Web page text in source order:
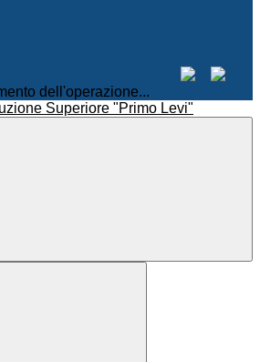
dell'operazione...